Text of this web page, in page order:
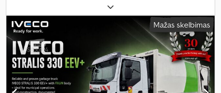
70 procentas
6x2, ratų bazė:655 350 mm, kuras:suskystintos naftos dujos
(LPG), stabdžiai:
, pavaros tipas:
automatinis
oras, bendras ilgis:
9 860 mm, bendras plotis: 2 600 mm, bendras aukštis:3 340 mm,
krovinio erdvės tūris:18 m³ , Gamybos metai:2015 , Įranga:ABS,
borto kompiuteris, centrinis užraktas, diferencialo užraktas,
elektrinis langų reguliavimas, elektriškai reguliuojamas
veidrodis, kruizo kontrolė, oro kondicionavimas, priešrūkiniai
Mažas skelbimas